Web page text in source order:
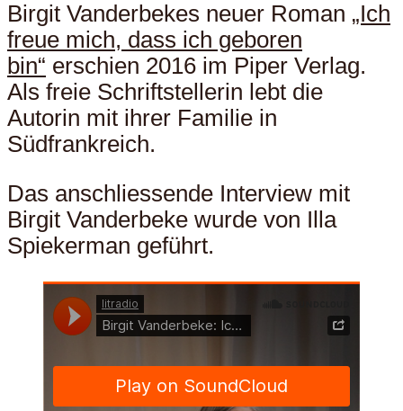
Birgit Vanderbekes neuer Roman „Ich
freue mich, dass ich geboren
bin“ erschien 2016 im Piper Verlag.
Als freie Schriftstellerin lebt die
Autorin mit ihrer Familie in
Südfrankreich.
Das anschliessende Interview mit
Birgit Vanderbeke wurde von Illa
Spiekerman geführt.